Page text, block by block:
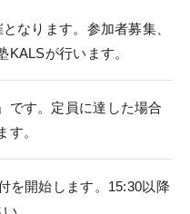
なります。参加者募集、
が行います。
です。定員に達した場合
。
を開始します。15:30以降